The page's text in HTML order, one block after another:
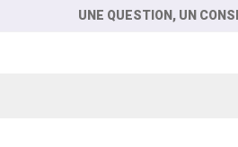
UNE QUESTION, UN